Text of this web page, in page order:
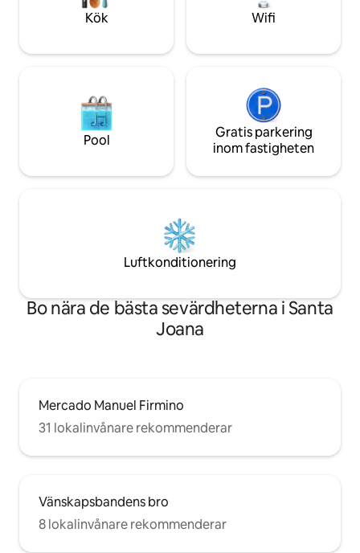
Kök Wifi
Pool
Gratis parkering
inom fastigheten
Luftkonditionering
Bo nära de bästa sevärdheterna i Santa
Joana
Mercado Manuel Firmino
31 lokalinvånare rekommenderar
Vänskapsbandens bro
8 lokalinvånare rekommenderar